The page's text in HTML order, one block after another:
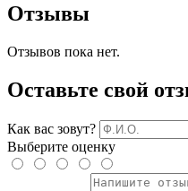
Отзывы
Отзывов пока нет.
Оставьте свой
Как вас зовут?
Выберите оценку